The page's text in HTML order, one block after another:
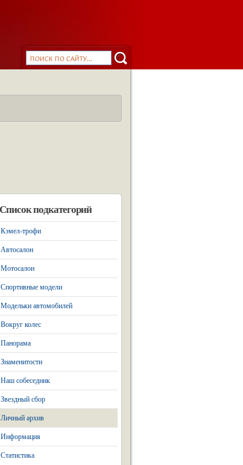
Список подкатегорий
Кэмел-трофи
Автосалон
Мотосалон
Спортивные модели
Модельки автомобилей
Вокруг колес
Панорама
Знаменитости
Наш собеседник
Звездный сбор
Личный архив
Информация
Статистика